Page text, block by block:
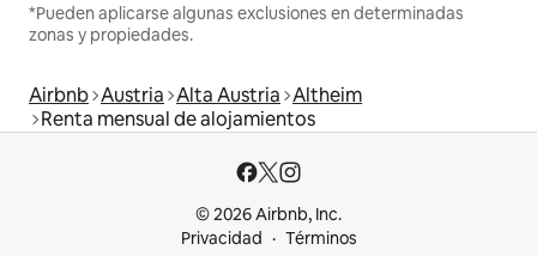
*Pueden aplicarse algunas exclusiones en determinadas
zonas y propiedades.
Airbnb Austria Alta Austria Altheim
Renta mensual de alojamientos
© 2026 Airbnb, Inc.
Privacidad
Términos